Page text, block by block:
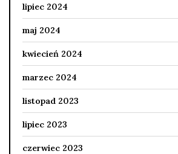
lipiec 2024
maj 2024
kwiecień 2024
marzec 2024
listopad 2023
lipiec 2023
czerwiec 2023